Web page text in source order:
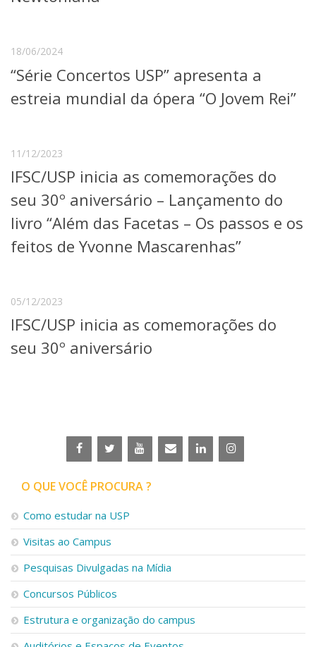
Projetos, Programas e Cursos
Artes, Cultura e Esportes
Bibliotecas
Apoio ao Estudante
Segurança, Trânsito e Prevenção
RH, Administrativo e Financeiro
Assessorias e Mídias
Agenda de Eventos
18/06/2024
“Série Concertos USP” apresenta a
estreia mundial da ópera “O Jovem Rei”
11/12/2023
IFSC/USP inicia as comemorações do
seu 30º aniversário – Lançamento do
livro “Além das Facetas – Os passos e os
feitos de Yvonne Mascarenhas”
05/12/2023
IFSC/USP inicia as comemorações do
seu 30º aniversário
O QUE VOCÊ PROCURA ?
Como estudar na USP
Visitas ao Campus
Pesquisas Divulgadas na Mídia
Concursos Públicos
Estrutura e organização do campus